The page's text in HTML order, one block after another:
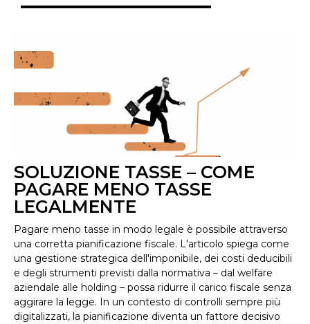
SOLUZIONE TASSE – COME
PAGARE MENO TASSE
LEGALMENTE
Pagare meno tasse in modo legale è possibile attraverso
una corretta pianificazione fiscale. L'articolo spiega come
una gestione strategica dell'imponibile, dei costi deducibili
e degli strumenti previsti dalla normativa – dal welfare
aziendale alle holding – possa ridurre il carico fiscale senza
aggirare la legge. In un contesto di controlli sempre più
digitalizzati, la pianificazione diventa un fattore decisivo